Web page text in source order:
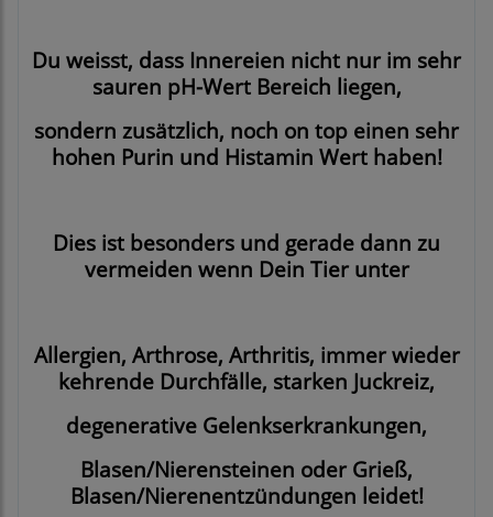
Du weisst, dass Innereien nicht nur im sehr
sauren pH-Wert Bereich liegen,
sondern zusätzlich, noch on top einen sehr
hohen Purin und Histamin Wert haben!
Dies ist besonders und gerade dann zu
vermeiden wenn Dein Tier unter
Allergien, Arthrose, Arthritis, immer wieder
kehrende Durchfälle, starken Juckreiz,
degenerative Gelenkserkrankungen,
Blasen/Nierensteinen oder Grieß,
Blasen/Nierenentzündungen leidet!